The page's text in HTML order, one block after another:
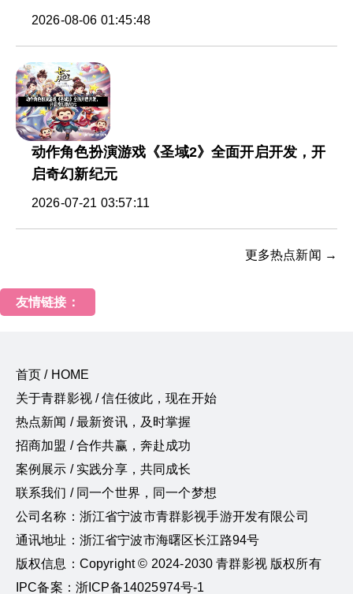
2026-08-06 01:45:48
动作角色扮演游戏《圣域2》全面开启开发，开
启奇幻新纪元
2026-07-21 03:57:11
更多热点新闻 →
友情链接：
首页 / HOME
关于青群影视 / 信任彼此，现在开始
热点新闻 / 最新资讯，及时掌握
招商加盟 / 合作共赢，奔赴成功
案例展示 / 实践分享，共同成长
联系我们 / 同一个世界，同一个梦想
公司名称：浙江省宁波市青群影视手游开发有限公司
通讯地址：浙江省宁波市海曙区长江路94号
版权信息：Copyright © 2024-2030 青群影视 版权所有
IPC备案：浙ICP备14025974号-1